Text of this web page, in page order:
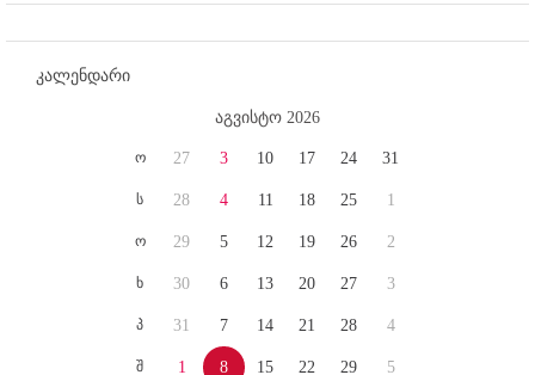
კალენდარი
აგვისტო 2026
ო
ს
ო
ხ
პ
შ
27
28
29
30
31
1
3
4
5
6
7
8
10
11
12
13
14
15
17
18
19
20
21
22
24
25
26
27
28
29
31
1
2
3
4
5